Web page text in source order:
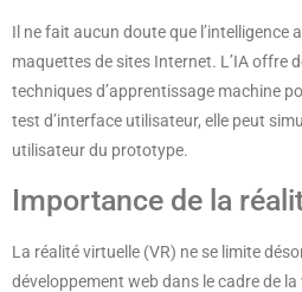
Il ne fait aucun doute que
maquettes de sites Internet. L’IA offre
techniques d’apprentissage machine
test d’interface utilisateur, elle peut
utilisateur du prototype.
Importance de la
La réalité virtuelle (VR) ne se limite
développement web dans le cadre de